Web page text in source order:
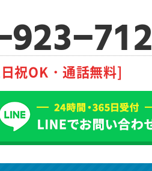
923-712
祝OK・通話無料]